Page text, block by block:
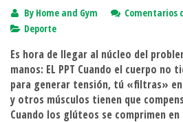
By Home and Gym Comentarios
Deporte
Es hora de llegar al núcleo del
manos: EL PPT Cuando el cuerpo no
para generar tensión, tú «filtras»
y otros músculos tienen que
Cuando los glúteos se comprimen en